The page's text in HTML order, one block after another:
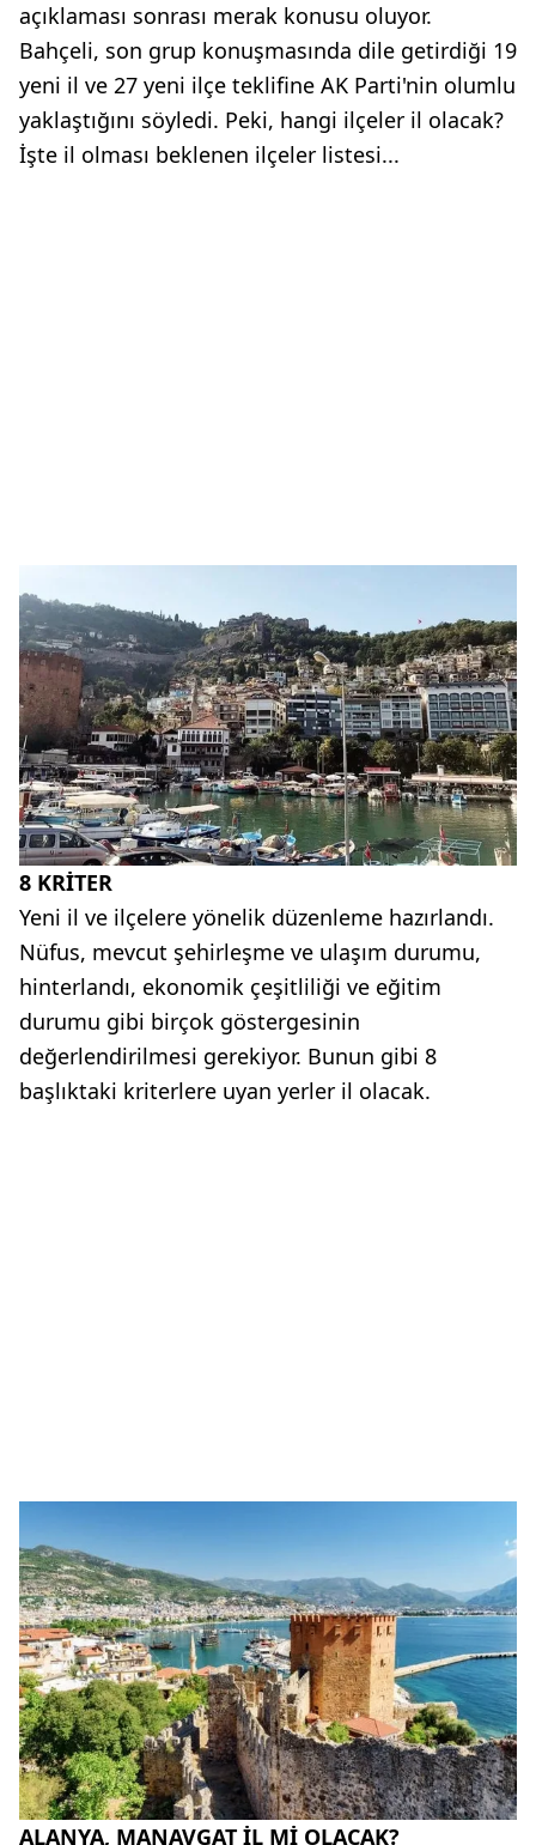
açıklaması sonrası merak konusu oluyor.
Bahçeli, son grup konuşmasında dile getirdiği 19
yeni il ve 27 yeni ilçe teklifine AK Parti'nin olumlu
yaklaştığını söyledi. Peki, hangi ilçeler il olacak?
İşte il olması beklenen ilçeler listesi...
8 KRİTER
Yeni il ve ilçelere yönelik düzenleme hazırlandı.
Nüfus, mevcut şehirleşme ve ulaşım durumu,
hinterlandı, ekonomik çeşitliliği ve eğitim
durumu gibi birçok göstergesinin
değerlendirilmesi gerekiyor. Bunun gibi 8
başlıktaki kriterlere uyan yerler il olacak.
ALANYA, MANAVGAT İL Mİ OLACAK?